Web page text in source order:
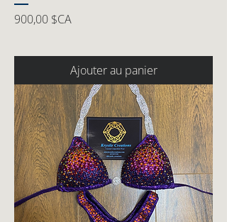
Prix
900,00 $CA
Ajouter au panier